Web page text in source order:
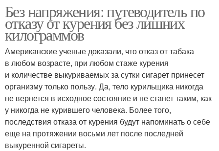
Без напряжения: путеводитель по
отказу от курения без лишних
килограммов
Американские ученые доказали, что отказ от табака
в любом возрасте, при любом стаже курения
и количестве выкуриваемых за сутки сигарет принесет
организму только пользу. Да, тело курильщика никогда
не вернется в исходное состояние и не станет таким, как
у никогда не курившего человека. Более того,
последствия отказа от курения будут напоминать о себе
еще на протяжении восьми лет после последней
выкуренной сигареты.